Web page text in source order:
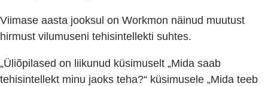
Viimase aasta jooksul on Workmon näinud muutust
hirmust vilumuseni tehisintellekti suhtes.
„Üliõpilased on liikunud küsimuselt „Mida saab
tehisintellekt minu jaoks teha?“ küsimusele „Mida teeb